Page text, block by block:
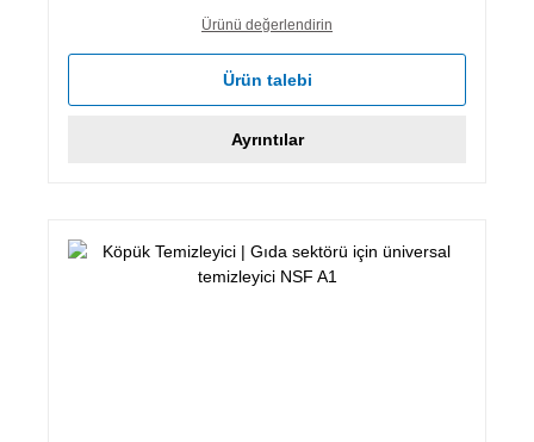
Ürünü değerlendirin
Ürün talebi
Ayrıntılar